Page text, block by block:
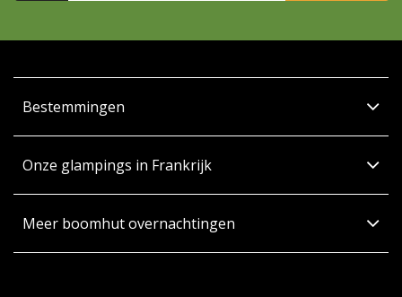
Bestemmingen
Onze glampings in Frankrijk
Meer boomhut overnachtingen